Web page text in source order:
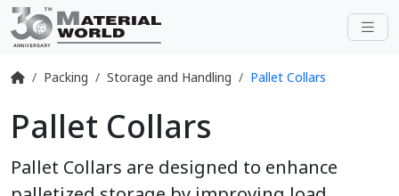
Packing Storage and Handling Pallet Collars
Pallet Collars
Pallet Collars are designed to enhance